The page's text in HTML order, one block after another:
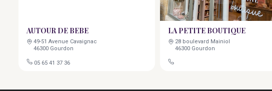
AUTOUR DE BEBE
49-51 Avenue Cavaignac
46300 Gourdon
05 65 41 37 36
LA PETITE BOUTIQUE
28 boulevard Mainiol
46300 Gourdon